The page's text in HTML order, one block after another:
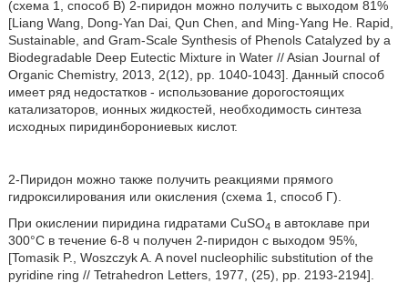
(схема 1, способ В) 2-пиридон можно получить с выходом 81%
[Liang Wang, Dong-Yan Dai, Qun Chen, and Ming-Yang He. Rapid,
Sustainable, and Gram-Scale Synthesis of Phenols Catalyzed by a
Biodegradable Deep Eutectic Mixture in Water // Asian Journal of
Organic Chemistry, 2013, 2(12), pp. 1040-1043]. Данный способ
имеет ряд недостатков - использование дорогостоящих
катализаторов, ионных жидкостей, необходимость синтеза
исходных пиридинборониевых кислот.
2-Пиридон можно также получить реакциями прямого
гидроксилирования или окисления (схема 1, способ Г).
При окислении пиридина гидратами CuSO4 в автоклаве при
300°С в течение 6-8 ч получен 2-пиридон с выходом 95%,
[Tomasik P., Woszczyk A. A novel nucleophilic substitution of the
pyridine ring // Tetrahedron Letters, 1977, (25), рр. 2193-2194].